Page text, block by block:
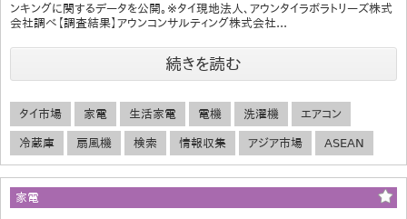
ンキングに関するデータを公開。※タイ現地法人、アウンタイラボラトリーズ株式
会社調べ【調査結果】アウンコンサルティング株式会社...
続きを読む
タイ市場 家電 生活家電 電機 洗濯機 エアコン
冷蔵庫 扇風機 検索 情報収集 アジア市場 ASEAN
家電